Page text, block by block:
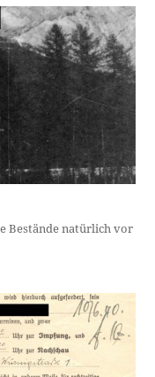
Bestände natürlich vor